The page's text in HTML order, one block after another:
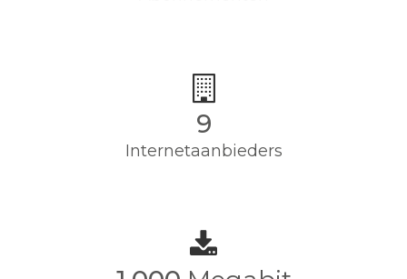
9
Internetaanbieders